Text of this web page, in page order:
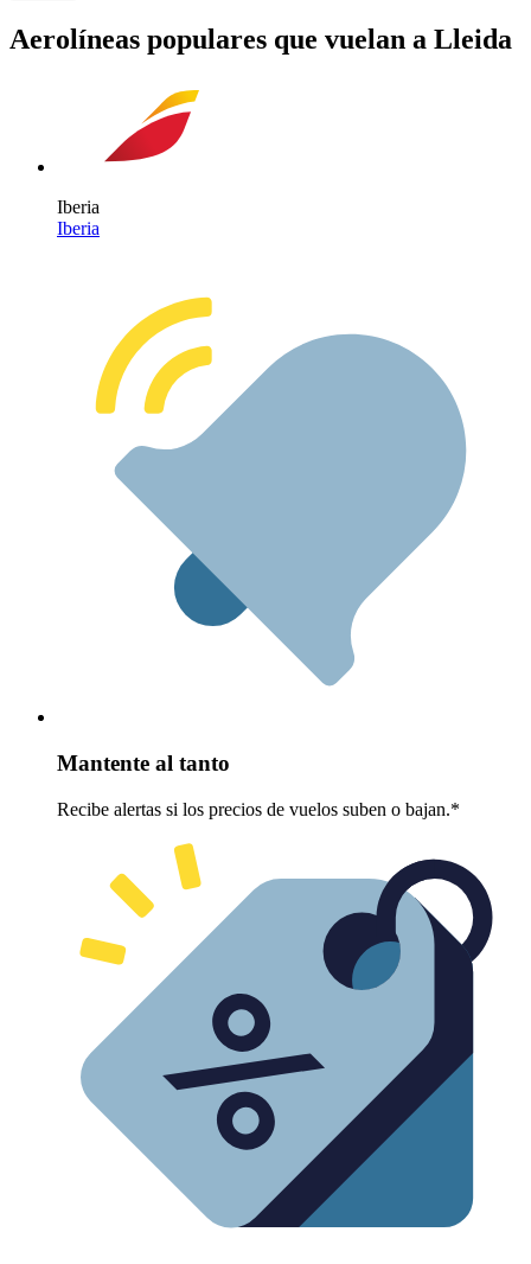
Aerolíneas populares que vuelan a Lleida
Iberia
Iberia
Mantente al tanto
Recibe alertas si los precios de vuelos suben o bajan.*